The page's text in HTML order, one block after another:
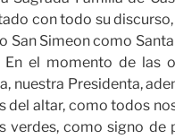
con todo su
Simeon como
el momento de las
nuestra Presidenta,
del altar, como todos
verdes, como signo